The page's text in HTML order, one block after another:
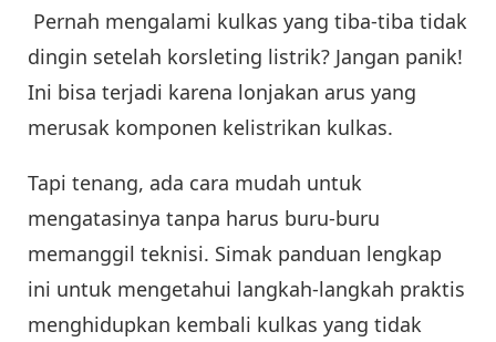
Pernah mengalami kulkas yang tiba-tiba tidak
dingin setelah korsleting listrik? Jangan panik!
Ini bisa terjadi karena lonjakan arus yang
merusak komponen kelistrikan kulkas.
Tapi tenang, ada cara mudah untuk
mengatasinya tanpa harus buru-buru
memanggil teknisi. Simak panduan lengkap
ini untuk mengetahui langkah-langkah praktis
menghidupkan kembali kulkas yang tidak